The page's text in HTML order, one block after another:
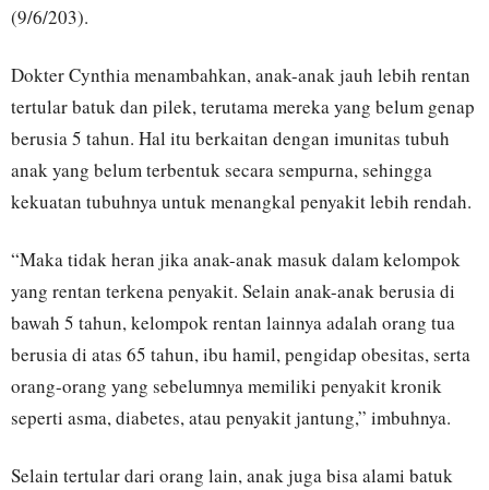
(9/6/203).
Dokter Cynthia menambahkan, anak-anak jauh lebih rentan
tertular batuk dan pilek, terutama mereka yang belum genap
berusia 5 tahun. Hal itu berkaitan dengan imunitas tubuh
anak yang belum terbentuk secara sempurna, sehingga
kekuatan tubuhnya untuk menangkal penyakit lebih rendah.
“Maka tidak heran jika anak-anak masuk dalam kelompok
yang rentan terkena penyakit. Selain anak-anak berusia di
bawah 5 tahun, kelompok rentan lainnya adalah orang tua
berusia di atas 65 tahun, ibu hamil, pengidap obesitas, serta
orang-orang yang sebelumnya memiliki penyakit kronik
seperti asma, diabetes, atau penyakit jantung,” imbuhnya.
Selain tertular dari orang lain, anak juga bisa alami batuk